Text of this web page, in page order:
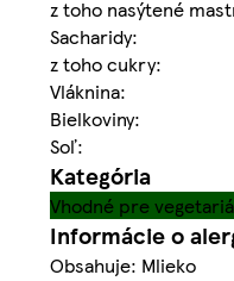
z toho nasýtené
Sacharidy:
z toho cukry:
Vláknina:
Bielkoviny:
Soľ:
Kategória
Vhodné pre
Informácie o
Obsahuje: Mlieko